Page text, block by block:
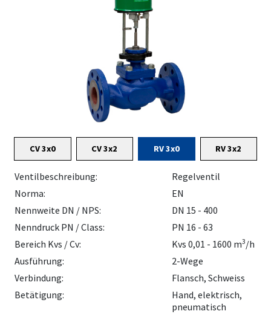
CV 3x0 CV 3x2 RV 3x0 RV 3x2
Ventilbeschreibung:
Regelventil
Norma:
EN
Nennweite DN / NPS:
DN 15 - 400
Nenndruck PN / Class:
PN 16 - 63
Bereich Kvs / Cv:
Kvs 0,01 - 1600 m3/h
Ausführung:
2-Wege
Verbindung:
Flansch, Schweiss
Betätigung:
Hand, elektrisch,
pneumatisch